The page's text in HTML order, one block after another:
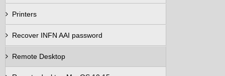
Printers
Recover INFN AAI password
Remote Desktop